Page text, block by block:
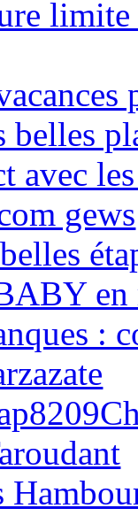
limite
belles
avec
gews
en
: